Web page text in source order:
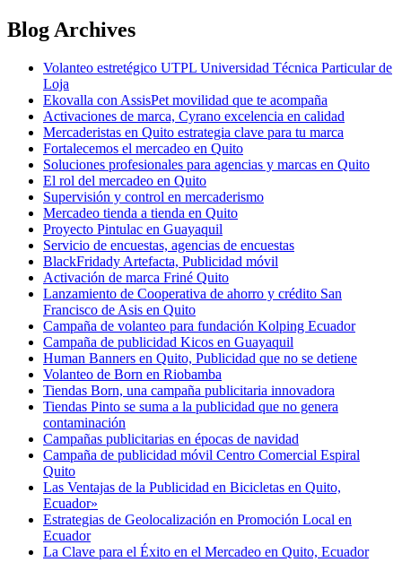
Blog Archives
Volanteo estretégico UTPL Universidad Técnica Particular de
Loja
Ekovalla con AssisPet movilidad que te acompaña
Activaciones de marca, Cyrano excelencia en calidad
Mercaderistas en Quito estrategia clave para tu marca
Fortalecemos el mercadeo en Quito
Soluciones profesionales para agencias y marcas en Quito
El rol del mercadeo en Quito
Supervisión y control en mercaderismo
Mercadeo tienda a tienda en Quito
Proyecto Pintulac en Guayaquil
Servicio de encuestas, agencias de encuestas
BlackFridady Artefacta, Publicidad móvil
Activación de marca Friné Quito
Lanzamiento de Cooperativa de ahorro y crédito San
Francisco de Asis en Quito
Campaña de volanteo para fundación Kolping Ecuador
Campaña de publicidad Kicos en Guayaquil
Human Banners en Quito, Publicidad que no se detiene
Volanteo de Born en Riobamba
Tiendas Born, una campaña publicitaria innovadora
Tiendas Pinto se suma a la publicidad que no genera
contaminación
Campañas publicitarias en épocas de navidad
Campaña de publicidad móvil Centro Comercial Espiral
Quito
Las Ventajas de la Publicidad en Bicicletas en Quito,
Ecuador»
Estrategias de Geolocalización en Promoción Local en
Ecuador
La Clave para el Éxito en el Mercadeo en Quito, Ecuador